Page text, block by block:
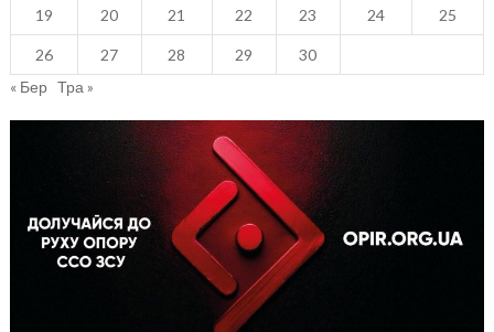
19 20 21 22 23 24 25
26 27 28 29
30
« Бер Тра »